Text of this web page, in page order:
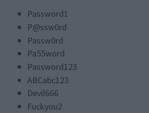
Password1
P@ssw0rd
Passw0rd
Pa55word
Password123
ABCabc123
Devil666
Fuckyou2